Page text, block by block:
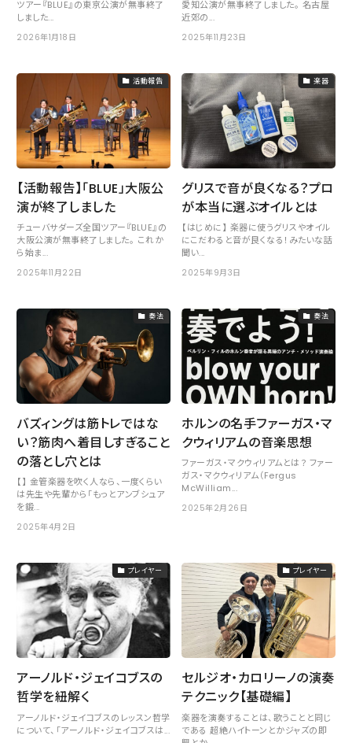
ツアー『BLUE』の東京公演が無事終了
しました...
2026年1月18日
愛知公演が無事終了しました。 名古屋
近郊の...
2025年11月23日
活動報告
【活動報告】「BLUE」大阪公
演が終了しました
チューバサダーズ全国ツアー『BLUE』の
大阪公演が無事終了しました。 これか
ら始ま...
2025年11月22日
楽器
グリスで音が良くなる？プロ
が本当に選ぶオイルとは
【はじめに】 楽器に使うグリスやオイル
にこだわると音が良くなる！みたいな話
聞い...
2025年9月3日
奏法
バズィングは筋トレではな
い？筋肉へ着目しすぎること
の落とし穴とは
【】 金管楽器を吹く人なら、一度くらい
は先生や先輩から「もっとアンブシュア
を鍛...
2025年4月2日
奏法
ホルンの名手ファーガス・マ
クウィリアムの音楽思想
ファーガス・マクウィリアムとは？ ファー
ガス・マクウィリアム（Fergus
McWilliam...
2025年2月26日
プレイヤー
アーノルド・ジェイコブスの
哲学を紐解く
アーノルド・ジェイコブスのレッスン哲学
について、「アーノルド・ジェイコブスは...
プレイヤー
セルジオ・カロリーノの演奏
テクニック【基礎編】
楽器を演奏することは、歌うことと同じ
である 超絶ハイトーンとかジャズの即